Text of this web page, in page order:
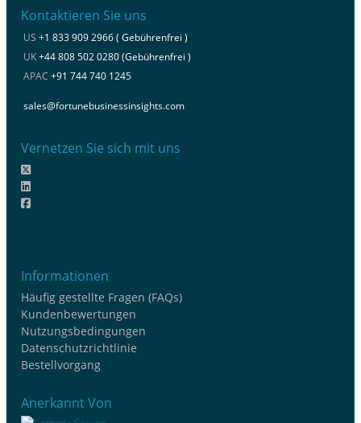
Kontaktieren Sie uns
US +1 833 909 2966 ( Gebührenfrei )
UK+44 808 502 0280 (Gebührenfrei )
APAC +91 744 740 1245
sales@fortunebusinessinsights.com
Vernetzen Sie sich mit uns
Informationen
Häufig gestellte Fragen (FAQs)
Kundenbewertungen
Nutzungsbedingungen
Datenschutzrichtlinie
Bestellvorgang
Anerkannt Von